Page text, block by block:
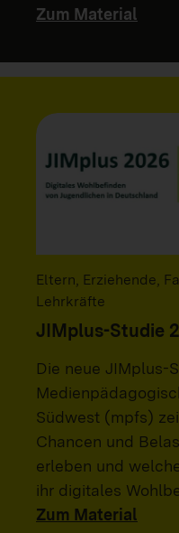
Zum Material
Eltern, Erziehende,
Lehrkräfte
JIMplus-Studie
Die neue JIMplus-
Südwest (mpfs)
Chancen und
erleben und
ihr digitales
Zum Material